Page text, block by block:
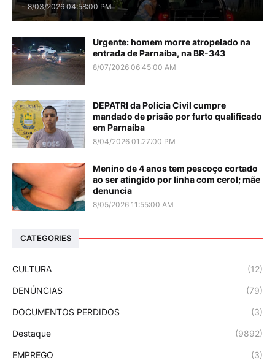
- 8/03/2026 04:58:00 PM
Urgente: homem morre atropelado na
entrada de Parnaíba, na BR-343
8/07/2026 06:45:00 AM
DEPATRI da Polícia Civil cumpre
mandado de prisão por furto qualificado
em Parnaíba
8/04/2026 01:27:00 PM
Menino de 4 anos tem pescoço cortado
ao ser atingido por linha com cerol; mãe
denuncia
8/05/2026 11:55:00 AM
CATEGORIES
CULTURA (12)
DENÚNCIAS (79)
DOCUMENTOS PERDIDOS (3)
Destaque (9892)
EMPREGO (3)